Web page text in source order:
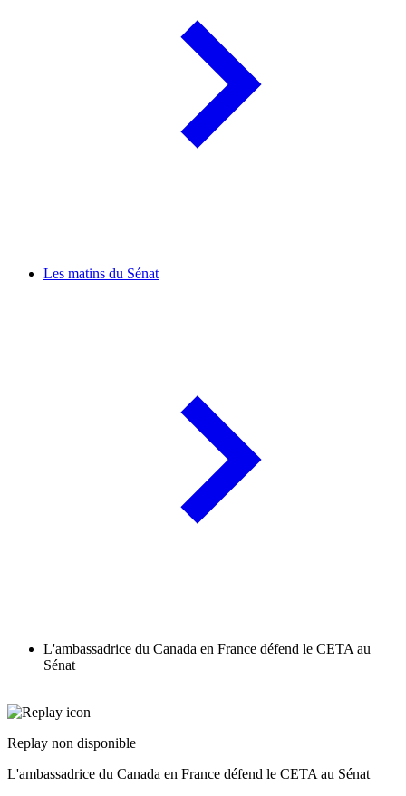
Les matins du Sénat
L'ambassadrice du Canada en France défend le CETA au
Sénat
Replay non disponible
L'ambassadrice du Canada en France défend le CETA au Sénat